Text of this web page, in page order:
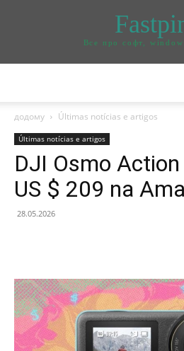
Все про софт,
додому Últimas notícias e artigos
Últimas notícias e artigos
DJI Osmo
US $ 209 na
28.05.2026